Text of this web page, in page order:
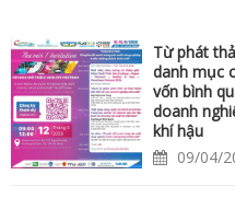
Từ phát
danh mục
vốn bình
doanh
khí hậu
09/04/